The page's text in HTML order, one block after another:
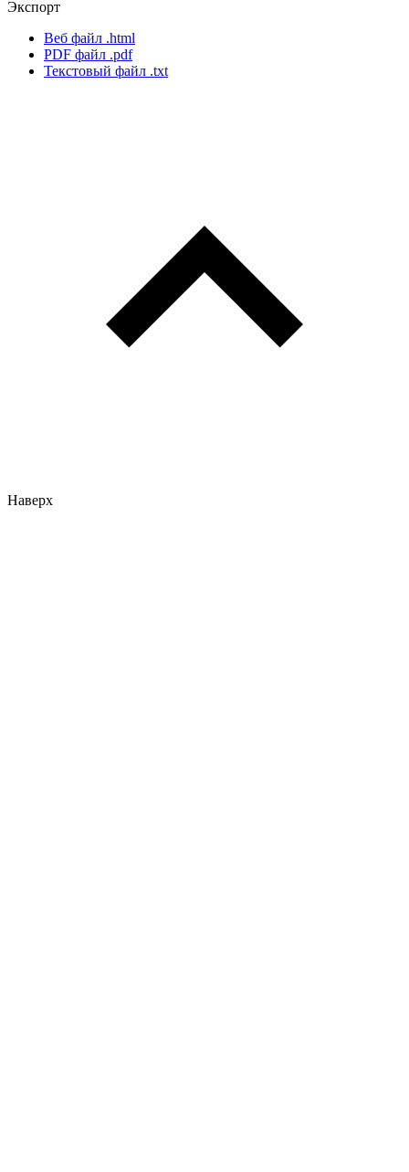
Экспорт
Веб файл .html
PDF файл .pdf
Текстовый файл .txt
Наверх